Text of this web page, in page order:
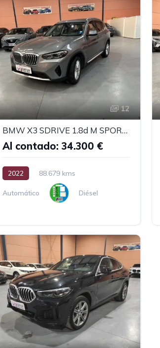
12
BMW X3 SDRIVE 1.8d M SPORT MICRO HIBRIDO
Al contado: 34.300 €
2022 88.679 kms
Automático Diésel